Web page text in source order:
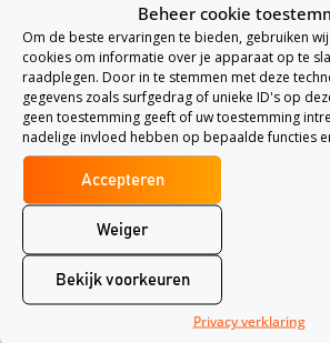
Beheer cookie
Om de beste ervaringen te bieden, gebruiken
cookies om informatie over je apparaat op te
raadplegen. Door in te stemmen met deze
gegevens zoals surfgedrag of unieke ID's op
geen toestemming geeft of uw toestemming
nadelige invloed hebben op bepaalde functies
Accepteren
Weiger
Bekijk voorkeuren
Privacy verklaring
Acute gezondheidszorg
Ook de acute gezondheidszorg zal
aangepakt. Veel mensen klagen
wachttijden waar spoedgevallen
krijgen binnen de geestelijke
kan weken duren voordat er plaats
te worden in de juiste instelling.
gezondheidszorg is het belangrijk
kort mogelijk worden gehouden. In
zogenaamde verloren tijd van